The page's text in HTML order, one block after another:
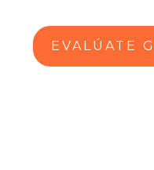
EVALÚATE